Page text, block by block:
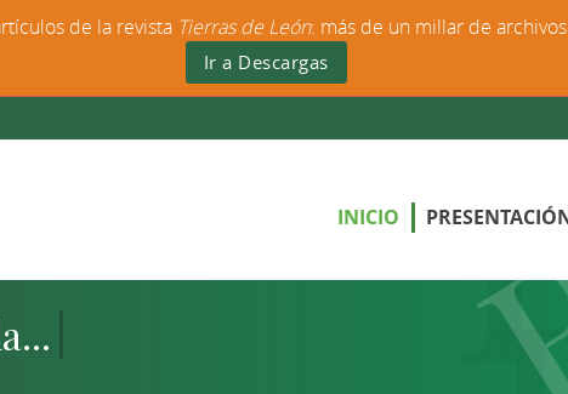
INICIO
de la revista Tierras de León: más de un millar de
Ir a Descargas